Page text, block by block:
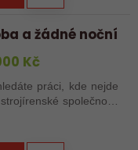
a žádné noční
Kč
práci, kde nejde